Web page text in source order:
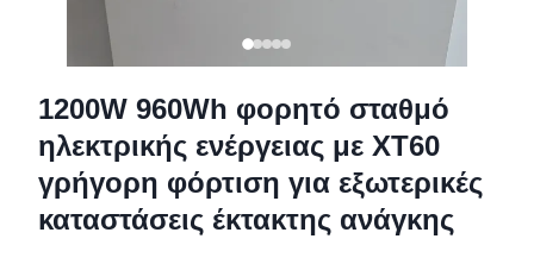
1200W 960Wh φορητό σταθμό
ηλεκτρικής ενέργειας με XT60
γρήγορη φόρτιση για εξωτερικές
καταστάσεις έκτακτης ανάγκης